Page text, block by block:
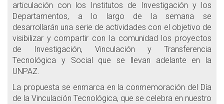
articulación con los Institutos de Investigación y los
Departamentos, a lo largo de la semana se
desarrollarán una serie de actividades con el objetivo de
visibilizar y compartir con la comunidad los proyectos
de Investigación, Vinculación y Transferencia
Tecnológica y Social que se llevan adelante en la
UNPAZ.
La propuesta se enmarca en la conmemoración del Día
de la Vinculación Tecnológica, que se celebra en nuestro